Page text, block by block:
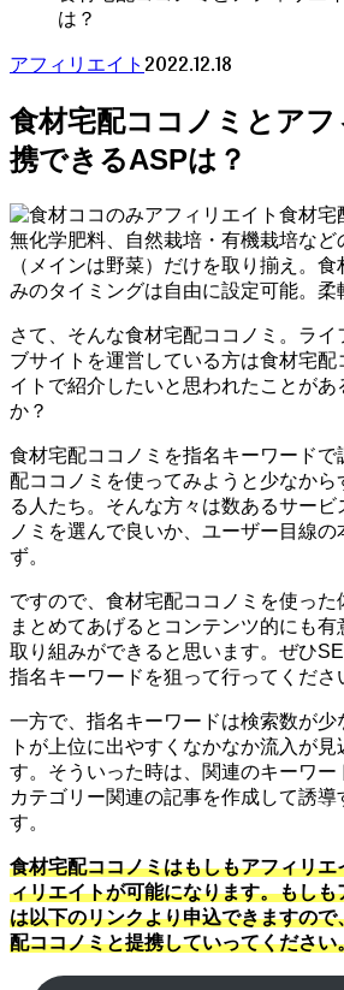
は？
アフィリエイト 2022.12.18
食材宅配ココノミとア
携できるASPは？
食材宅
無化学肥料、自然栽培・有機栽培な
（メインは野菜）だけを取り揃え。
みのタイミングは自由に設定可能。柔
さて、そんな食材宅配ココノミ。ライ
ブサイトを運営している方は食材宅
イトで紹介したいと思われたことがあ
か？
食材宅配ココノミを指名キーワードで
配ココノミを使ってみようと少なから
る人たち。そんな方々は数あるサービ
ノミを選んで良いか、ユーザー目線
ず。
ですので、食材宅配ココノミを使っ
まとめてあげるとコンテンツ的にも
取り組みができると思います。ぜひ
指名キーワードを狙って行ってくださ
一方で、指名キーワードは検索数が少
トが上位に出やすくなかなか流入が
す。そういった時は、関連のキーワー
カテゴリー関連の記事を作成して誘導
す。
食材宅配ココノミはもしもアフィリ
ィリエイトが可能になります。もし
は以下のリンクより申込できますの
配ココノミと提携していってください